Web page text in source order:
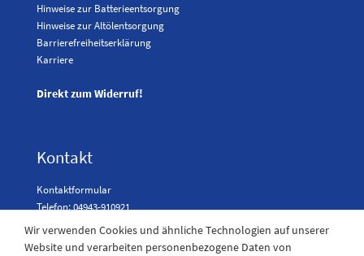
Hinweise zur Batterieentsorgung
Hinweise zur Altölentsorgung
Barrierefreiheitserklärung
Karriere
Direkt zum Widerruf!
Kontakt
Kontaktformular
Telefon: 04943-910921
Wir verwenden Cookies und ähnliche Technologien auf unserer
Website und verarbeiten personenbezogene Daten von